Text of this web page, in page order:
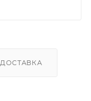
ДОСТАВКА